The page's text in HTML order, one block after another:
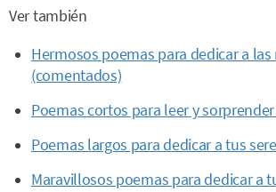
Ver también
Hermosos poemas para dedicar a las
(comentados)
Poemas cortos para leer y
Poemas largos para dedicar a tus
Maravillosos poemas para dedicar a